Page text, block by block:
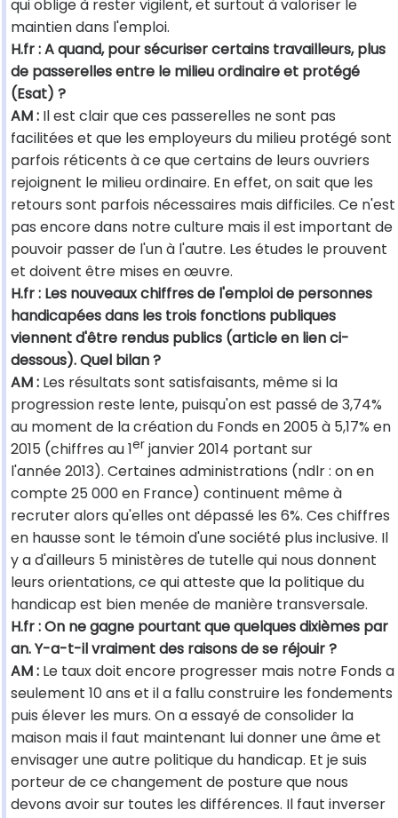
qui oblige à rester vigilent, et surtout à valoriser le
maintien dans l'emploi.
H.fr : A quand, pour sécuriser certains travailleurs, plus
de passerelles entre le milieu ordinaire et protégé
(Esat) ?
AM : Il est clair que ces passerelles ne sont pas
facilitées et que les employeurs du milieu protégé sont
parfois réticents à ce que certains de leurs ouvriers
rejoignent le milieu ordinaire. En effet, on sait que les
retours sont parfois nécessaires mais difficiles. Ce n'est
pas encore dans notre culture mais il est important de
pouvoir passer de l'un à l'autre. Les études le prouvent
et doivent être mises en œuvre.
H.fr : Les nouveaux chiffres de l'emploi de personnes
handicapées dans les trois fonctions publiques
viennent d'être rendus publics (article en lien ci-
dessous). Quel bilan ?
AM : Les résultats sont satisfaisants, même si la
progression reste lente, puisqu'on est passé de 3,74%
au moment de la création du Fonds en 2005 à 5,17% en
2015 (chiffres au 1er janvier 2014 portant sur
l'année 2013). Certaines administrations (ndlr : on en
compte 25 000 en France) continuent même à
recruter alors qu'elles ont dépassé les 6%. Ces chiffres
en hausse sont le témoin d'une société plus inclusive. Il
y a d'ailleurs 5 ministères de tutelle qui nous donnent
leurs orientations, ce qui atteste que la politique du
handicap est bien menée de manière transversale.
H.fr : On ne gagne pourtant que quelques dixièmes par
an. Y-a-t-il vraiment des raisons de se réjouir ?
AM : Le taux doit encore progresser mais notre Fonds a
seulement 10 ans et il a fallu construire les fondements
puis élever les murs. On a essayé de consolider la
maison mais il faut maintenant lui donner une âme et
envisager une autre politique du handicap. Et je suis
porteur de ce changement de posture que nous
devons avoir sur toutes les différences. Il faut inverser